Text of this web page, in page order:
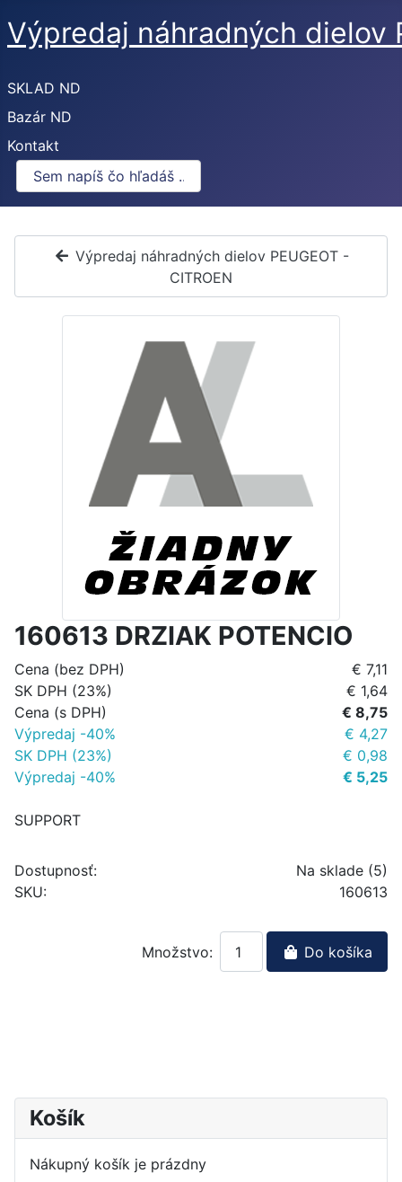
Výpredaj náhradných dielov
SKLAD ND
Bazár ND
Kontakt
Výpredaj náhradných dielov PEUGEOT -
CITROEN
160613 DRZIAK POTENCIO
Cena (bez DPH)
€ 7,11
SK DPH (23%)
€ 1,64
Cena (s DPH)
€ 8,75
Výpredaj -40%
€ 4,27
SK DPH (23%)
€ 0,98
Výpredaj -40%
€ 5,25
SUPPORT
Dostupnosť:
Na sklade (5)
SKU:
160613
Množstvo: Do košíka
Košík
Nákupný košík je prázdny